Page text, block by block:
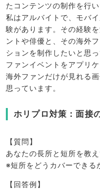
たコンテンツの制作を行い
私はアルバイトで、モバ
験があります。その経験
ントや俳優と、その海外
ションを制作したいと思
ファンイベントをアプリ
海外ファンだけが見れる
思っています。
ホリプロ対策：面
【質問】
あなたの長所と短所を教え
※短所をどうカバーできる
【回答例】